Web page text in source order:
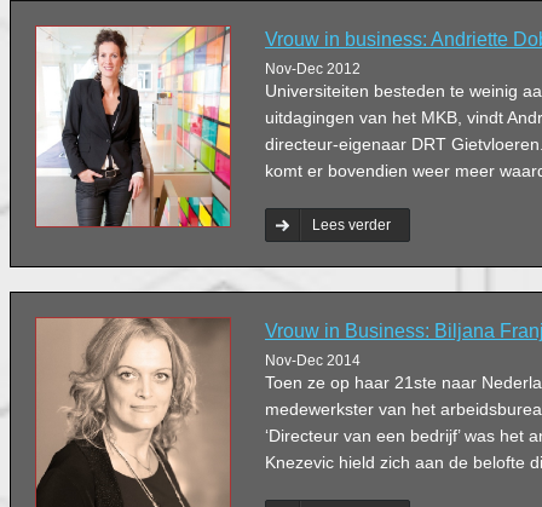
Vrouw in business: Andriette
Nov-Dec 2012
Universiteiten besteden te weinig
uitdagingen van het MKB, vindt
directeur-eigenaar DRT
komt er bovendien weer meer
Lees verder
Vrouw in Business: Biljana
Nov-Dec 2014
Toen ze op haar 21ste naar
medewerkster van het
‘Directeur van een bedrijf’ was het
Knezevic hield zich aan de belofte